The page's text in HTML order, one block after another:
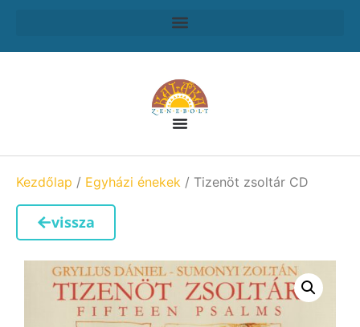
Kezdőlap / Egyházi énekek / Tizenöt zsoltár CD
vissza